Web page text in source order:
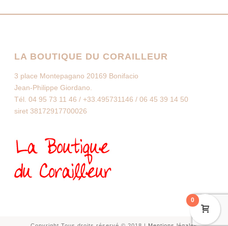
LA BOUTIQUE DU CORAILLEUR
3 place Montepagano 20169 Bonifacio
Jean-Philippe Giordano.
Tél. 04 95 73 11 46 / +33.495731146 / 06 45 39 14 50
siret 38172917700026
0